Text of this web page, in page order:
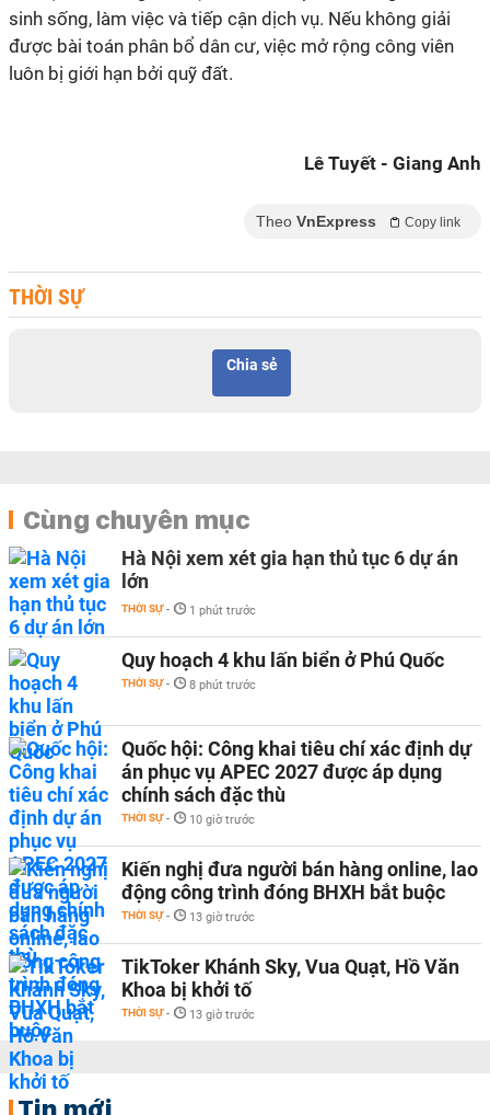
sinh sống, làm việc và tiếp cận dịch vụ. Nếu không giải
được bài toán phân bổ dân cư, việc mở rộng công viên
luôn bị giới hạn bởi quỹ đất.
Lê Tuyết - Giang Anh
Theo VnExpress Copy link
THỜI SỰ
Chia sẻ
Cùng chuyên mục
Hà Nội xem xét gia hạn thủ tục 6 dự án
lớn
THỜI SỰ - 1 phút trước
Quy hoạch 4 khu lấn biển ở Phú Quốc
THỜI SỰ - 8 phút trước
Quốc hội: Công khai tiêu chí xác định dự
án phục vụ APEC 2027 được áp dụng
chính sách đặc thù
THỜI SỰ - 10 giờ trước
Kiến nghị đưa người bán hàng online, lao
động công trình đóng BHXH bắt buộc
THỜI SỰ - 13 giờ trước
TikToker Khánh Sky, Vua Quạt, Hồ Văn
Khoa bị khởi tố
THỜI SỰ - 13 giờ trước
Tin mới